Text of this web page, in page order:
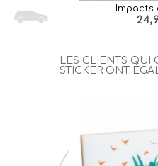
Impacts
LES CLIENTS QUI
STICKER ONT